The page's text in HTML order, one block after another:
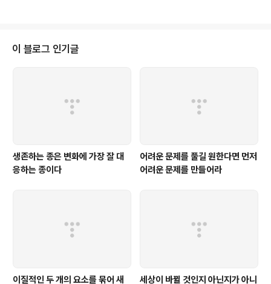
이 블로그 인기글
생존하는 종은 변화에 가장 잘 대
응하는 종이다
어려운 문제를 풀길 원한다면 먼저
어려운 문제를 만들어라
이질적인 두 개의 요소를 묶어 새 세상이 바뀔 것인지 아닌지가 아니